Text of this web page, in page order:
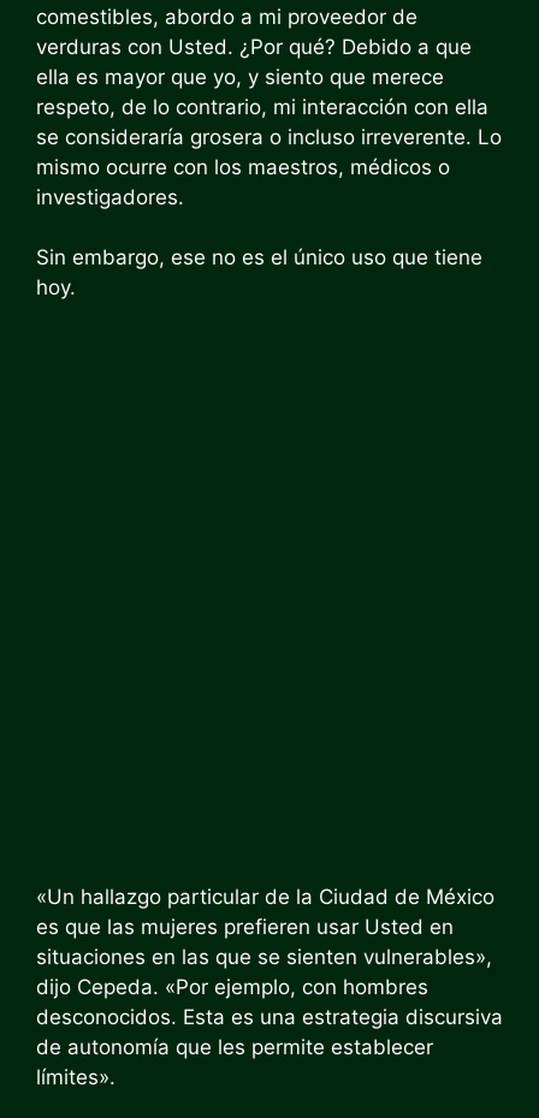
comestibles, abordo a mi proveedor de
verduras con Usted. ¿Por qué? Debido a que
ella es mayor que yo, y siento que merece
respeto, de lo contrario, mi interacción con ella
se consideraría grosera o incluso irreverente. Lo
mismo ocurre con los maestros, médicos o
investigadores.
Sin embargo, ese no es el único uso que tiene
hoy.
«Un hallazgo particular de la Ciudad de México
es que las mujeres prefieren usar Usted en
situaciones en las que se sienten vulnerables»,
dijo Cepeda. «Por ejemplo, con hombres
desconocidos. Esta es una estrategia discursiva
de autonomía que les permite establecer
límites».